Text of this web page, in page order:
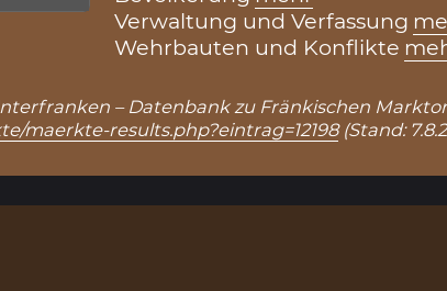
Verwaltung und Verfassung
Wehrbauten und Konflikte
– Datenbank zu Fränkischen
maerkte-results.php?eintrag=12198(Stand: